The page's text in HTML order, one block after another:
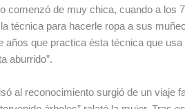
comenzó de muy chica, cuando a los
técnica para hacerle ropa a sus
años que practica ésta técnica que
aburrido”.
al reconocimiento surgió de un viaje